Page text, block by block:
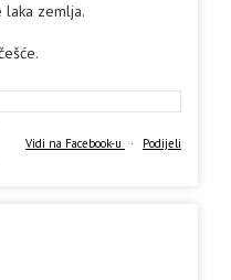
laka zemlja.
Vidi na Facebook-u · Podijeli